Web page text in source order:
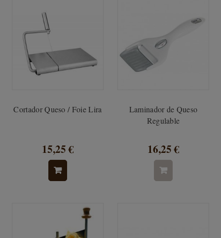
Cortador Queso / Foie Lira
15,25 €
Laminador de Queso
Regulable
16,25 €